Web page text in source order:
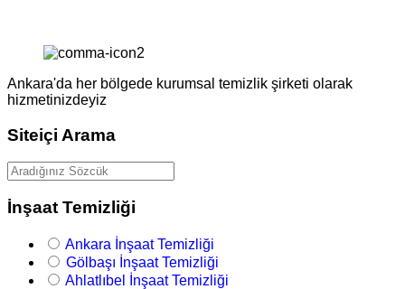
Ankara'da her bölgede kurumsal temizlik şirketi olarak
hizmetinizdeyiz
Siteiçi Arama
İnşaat Temizliği
Ankara İnşaat Temizliği
Gölbaşı İnşaat Temizliği
Ahlatlıbel İnşaat Temizliği